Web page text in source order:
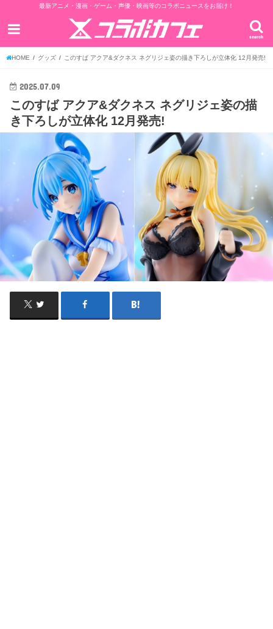
最新アニメ・漫画・ゲーム・声優・映画等のコラボニュースをお届け！
search
HOME グッズ このすば アクア&ダクネス ネグリジェ姿の描き下ろしが立体化 12月発売!
2025.07.09
このすば アクア&ダクネス ネグリジェ姿の描
き下ろしが立体化 12月発売!